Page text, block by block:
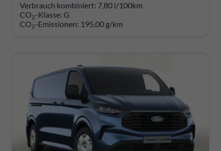
Verbrauch kombiniert: 7,80 l/100km
CO2-Klasse: G
CO2-Emissionen: 195,00 g/km